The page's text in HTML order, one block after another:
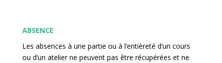
ABSENCE
Les absences à une partie ou à l’entièreté d’un cours
ou d’un atelier ne peuvent pas être récupérées et ne